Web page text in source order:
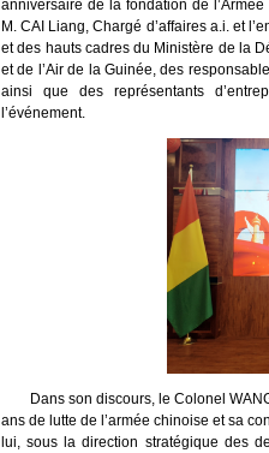
anniversaire de la fondation de
M. CAI Liang, Chargé d’affaires a.i. et
et des hauts cadres du Ministère de la
et de l’Air de la Guinée, des
ainsi que des représentants
l’événement.
Dans son discours, le Colonel
ans de lutte de l’armée chinoise et sa
lui, sous la direction stratégique des